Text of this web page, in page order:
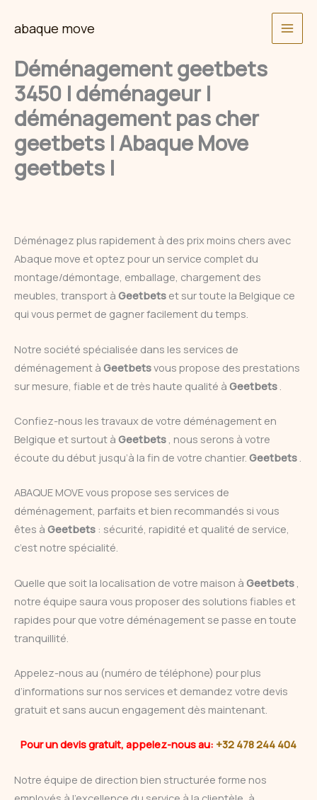
abaque move
Déménagement geetbets
3450 | déménageur |
déménagement pas cher
geetbets | Abaque Move
geetbets |
Déménagez plus rapidement à des prix moins chers avec
Abaque move et optez pour un service complet du
montage/démontage, emballage, chargement des
meubles, transport à Geetbets et sur toute la Belgique ce
qui vous permet de gagner facilement du temps.
Notre société spécialisée dans les services de
déménagement à Geetbetsvous propose des prestations
sur mesure, fiable et de très haute qualité à Geetbets
Confiez-nous les travaux de votre déménagement en
Belgique et surtout à Geetbets , nous serons à votre
écoute du début jusqu’à la fin de votre chantier. Geetbets
ABAQUE MOVE vous propose ses services de
déménagement, parfaits et bien recommandés si vous
êtes à Geetbets : sécurité, rapidité et qualité de service,
c’est notre spécialité.
Quelle que soit la localisation de votre maison à Geetbets
notre équipe saura vous proposer des solutions fiables et
rapides pour que votre déménagement se passe en toute
tranquillité.
Appelez-nous au (numéro de téléphone) pour plus
d’informations sur nos services et demandez votre devis
gratuit et sans aucun engagement dès maintenant.
Pour un devis gratuit, appelez-nous au: +32 478 244 404
Notre équipe de direction bien structurée forme nos